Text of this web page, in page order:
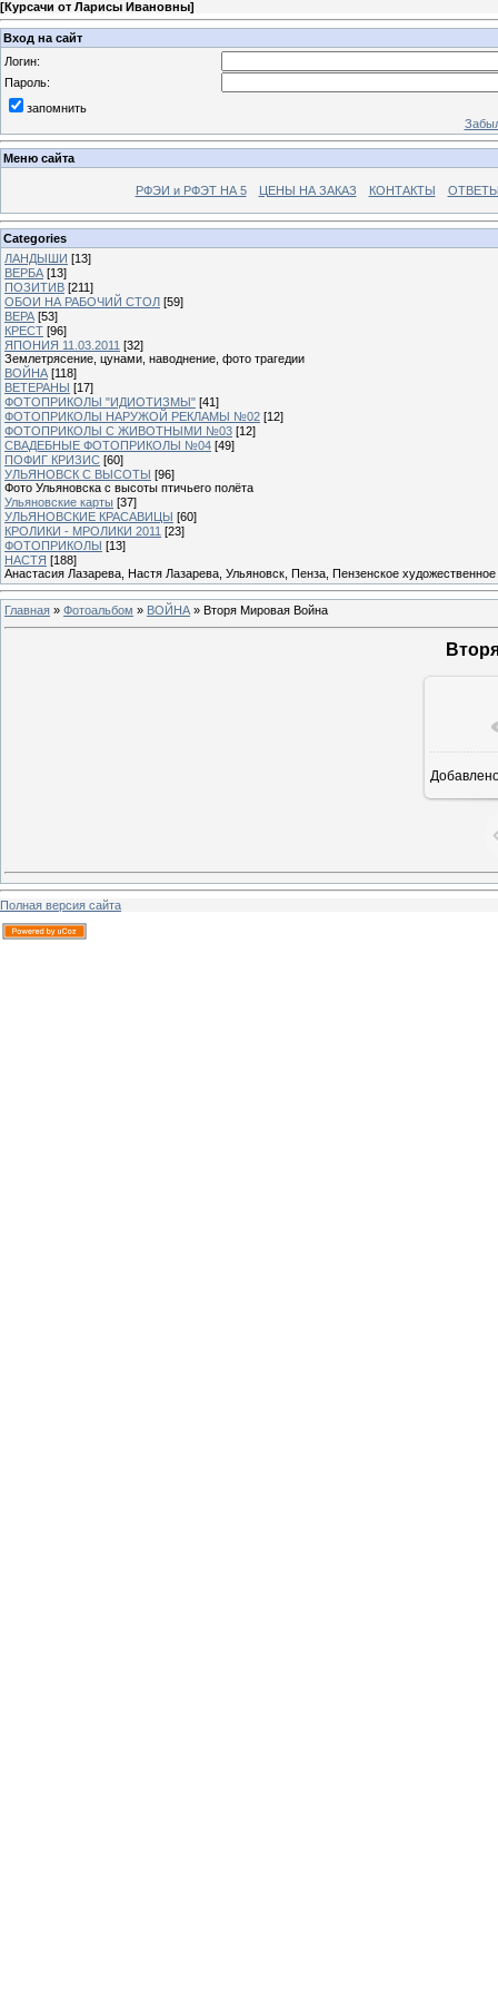
[Курсачи от Ларисы Ивановны]
Вход на сайт
Логин:
Пароль:
запомнить
Меню сайта
РФЭИ и РФЭТ НА 5 ЦЕНЫ НА ЗАКАЗ КОНТАКТЫ
Categories
ЛАНДЫШИ [13]
ВЕРБА [13]
ПОЗИТИВ [211]
ОБОИ НА РАБОЧИЙ СТОЛ [59]
ВЕРА [53]
КРЕСТ [96]
ЯПОНИЯ 11.03.2011 [32]
Землетрясение, цунами, наводнение, фото трагедии
ВОЙНА [118]
ВЕТЕРАНЫ [17]
ФОТОПРИКОЛЫ "ИДИОТИЗМЫ" [41]
ФОТОПРИКОЛЫ НАРУЖОЙ РЕКЛАМЫ №02 [12]
ФОТОПРИКОЛЫ С ЖИВОТНЫМИ №03 [12]
СВАДЕБНЫЕ ФОТОПРИКОЛЫ №04 [49]
ПОФИГ КРИЗИС [60]
УЛЬЯНОВСК С ВЫСОТЫ [96]
Фото Ульяновска с высоты птичьего полёта
Ульяновские карты [37]
УЛЬЯНОВСКИЕ КРАСАВИЦЫ [60]
КРОЛИКИ - МРОЛИКИ 2011 [23]
ФОТОПРИКОЛЫ [13]
НАСТЯ [188]
Анастасия Лазарева, Настя Лазарева, Ульяновск, Пенза, Пензенское
Главная » Фотоальбом » ВОЙНА » Вторя Мировая Война
Полная версия сайта